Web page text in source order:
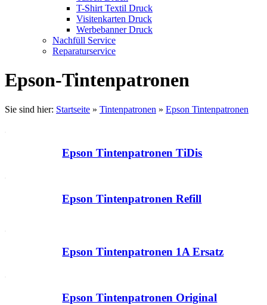
T-Shirt Textil Druck
Visitenkarten Druck
Werbebanner Druck
Nachfüll Service
Reparaturservice
Epson-Tintenpatronen
Sie sind hier: Startseite » Tintenpatronen » Epson Tintenpatronen
Epson Tintenpatronen TiDis
Epson Tintenpatronen Refill
Epson Tintenpatronen 1A Ersatz
Epson Tintenpatronen Original